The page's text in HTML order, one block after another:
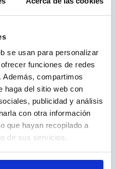
se usan para personalizar
funciones de redes
compartimos
haga del sitio web con
publicidad y análisis
con otra información
que hayan recopilado a
de sus servicios.